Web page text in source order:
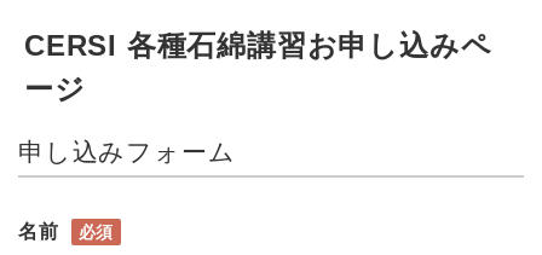
CERSI 各種石綿講習お申し込みペ
ージ
申し込みフォーム
名前 必須